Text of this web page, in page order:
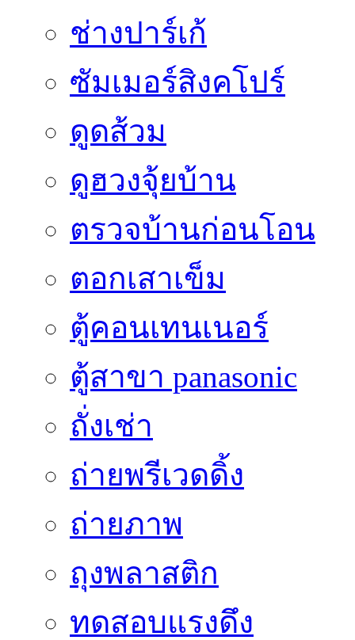
ช่างปาร์เก้
ซัมเมอร์สิงคโปร์
ดูดส้วม
ดูฮวงจุ้ยบ้าน
ตรวจบ้านก่อนโอน
ตอกเสาเข็ม
ตู้คอนเทนเนอร์
ตู้สาขา panasonic
ถั่งเช่า
ถ่ายพรีเวดดิ้ง
ถ่ายภาพ
ถุงพลาสติก
ทดสอบแรงดึง